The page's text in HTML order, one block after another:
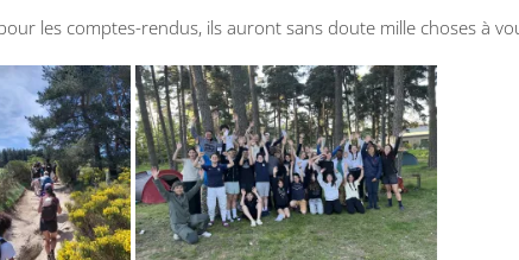
les comptes-rendus, ils auront sans doute mille choses à